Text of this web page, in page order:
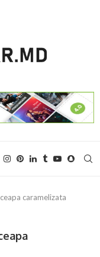
caramelizata